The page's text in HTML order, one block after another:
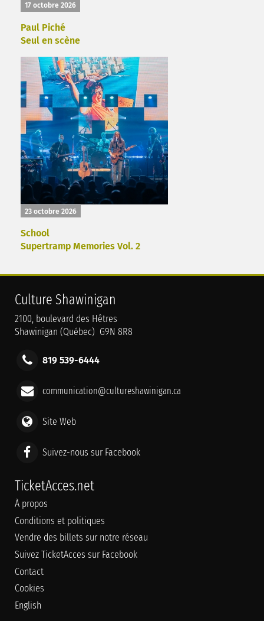
17 octobre 2026
Paul Piché
Seul en scène
23 octobre 2026
School
Supertramp Memories Vol. 2
Culture Shawinigan
2100, boulevard des Hêtres
Shawinigan (Québec) G9N 8R8
819 539-6444
communication@cultureshawinigan.ca
Site Web
Suivez-nous sur Facebook
TicketAcces.net
À propos
Conditions et politiques
Vendre des billets sur notre réseau
Suivez TicketAcces sur Facebook
Contact
Cookies
English